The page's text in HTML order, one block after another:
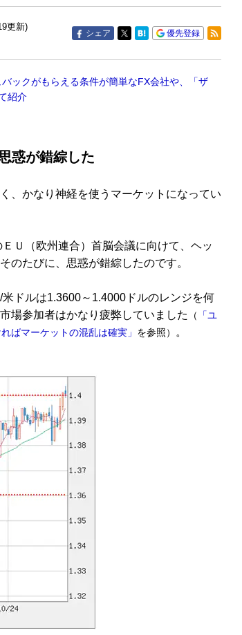
更新)
シェア 優先登録
ックがもらえる条件が簡単なFX会社や、「ザ
紹介
惑が錯綜した
、かなり神経を使うマーケットになってい
Ｕ（欧州連合）首脳会議に向けて、ヘッ
のたびに、思惑が錯綜したのです。
ドルは1.3600～1.4000ドルのレンジを何
場参加者はかなり疲弊していました
（
「ユ
ばマーケットの混乱は確実」 を参照） 。